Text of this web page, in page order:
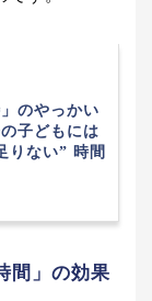
」のやっかい
子どもには
りない” 時間
間」の効果